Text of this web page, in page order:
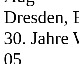
Dresden,
30. Jahre
05